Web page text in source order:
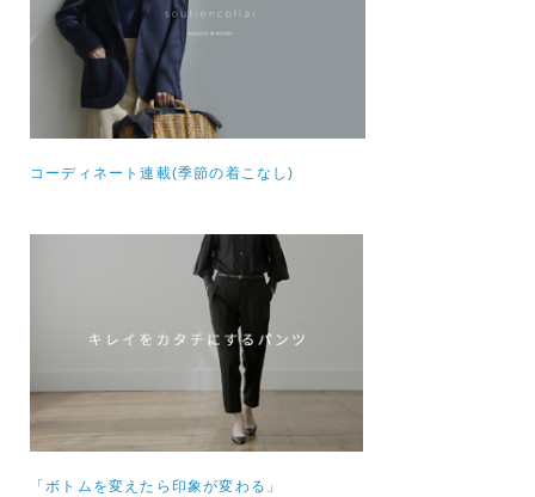
コーディネート連載(季節の着こなし)
「ボトムを変えたら印象が変わる」